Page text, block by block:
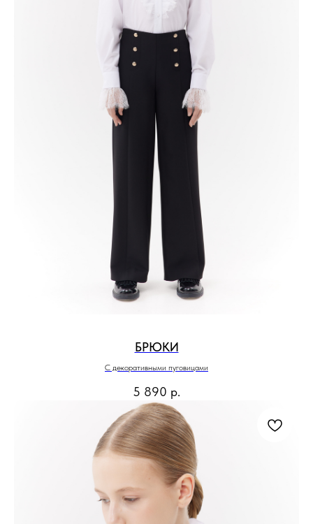
БРЮКИ
С декоративными пуговицами
5 890 р.